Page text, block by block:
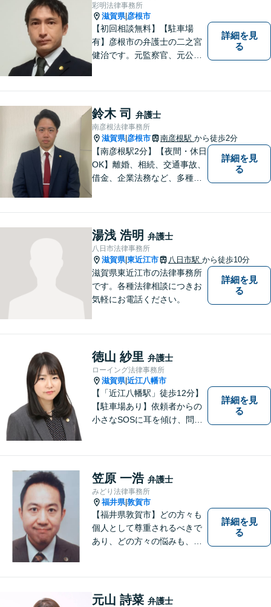
彩明法律事務所
滋賀県| 彦根市
【初回相談無料】【駐車場
有】彦根市の弁護士の二之宮
健治です。元監察官、元公務
トいたします。
詳細を見
る
鈴木 司 弁護士
南彦根法律事務所
滋賀県| 彦根市 南彦根駅 から徒歩2分
【南彦根駅2分】【夜間・休日
OK】離婚、相続、交通事故、
借金、企業法務など、多種多
をモットーに、皆様それぞれ
に合った解決を図ってまいり
ます。お気軽にご相談くださ
い。
詳細を見
る
湯浅 浩明 弁護士
八日市法律事務所
滋賀県|東近江市 八日市駅 から徒歩10分
滋賀県東近江市の法律事務所
です。各種法律相談につきお
気軽にお電話ください。
詳細を見
る
徳山 紗里 弁護士
ローイング法律事務所
滋賀県|近江八幡市
【「近江八幡駅」徒歩12分】
【駐車場あり】依頼者からの
小さなSOSに耳を傾け、問題
ております。 ぜひ一度私にご
相談ください。
詳細を見
る
笠原 一浩 弁護士
みどり法律事務所
福井県|敦賀市
【福井県敦賀市】どの方々も
個人として尊重されるべきで
あり、どの方々の悩みも、そ
す。 また、言葉の壁や専門知
識の壁も越えて、解決が図ら
詳細を見
る
元山 詩菜 弁護士